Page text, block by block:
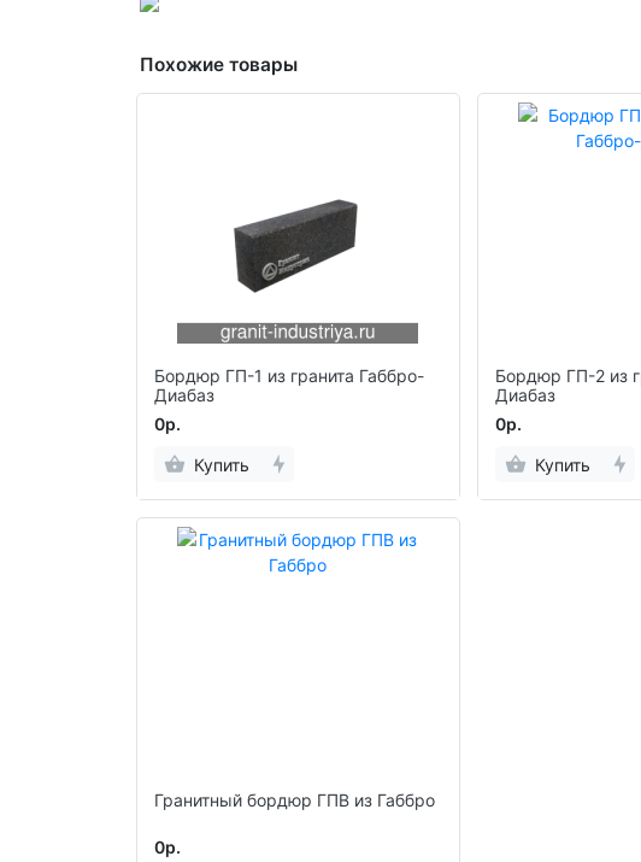
Похожие товары
Бордюр ГП-1 из гранита Габбро-
Диабаз
0р.
Купить
Бордюр ГП-2 из
Диабаз
0р.
Купить
Гранитный бордюр ГПВ из Габбро
0р.